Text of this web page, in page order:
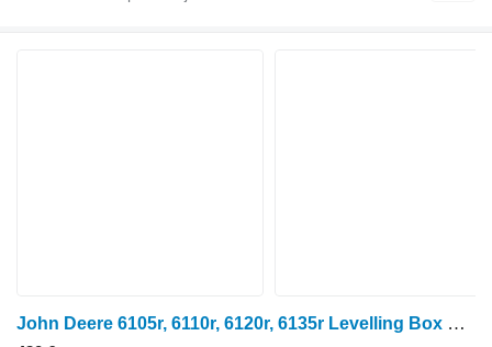
John Deere 6105r, 6110r, 6120r, 6135r Levelling Box Rhs/lhs Al218723 AL218723 ratinio traktoriaus